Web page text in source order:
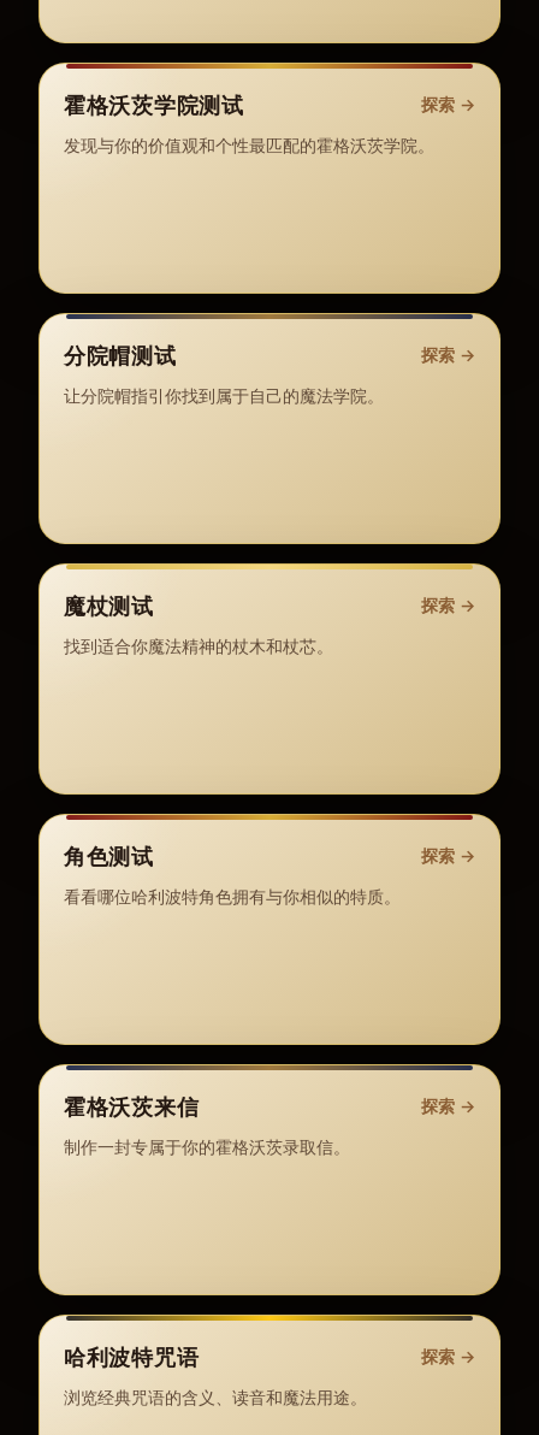
霍格沃茨学院测试 探索 →
发现与你的价值观和个性最匹配的霍格沃茨学院。
分院帽测试 探索 →
让分院帽指引你找到属于自己的魔法学院。
魔杖测试 探索 →
找到适合你魔法精神的杖木和杖芯。
角色测试 探索 →
看看哪位哈利波特角色拥有与你相似的特质。
霍格沃茨来信 探索 →
制作一封专属于你的霍格沃茨录取信。
哈利波特咒语 探索 →
浏览经典咒语的含义、读音和魔法用途。